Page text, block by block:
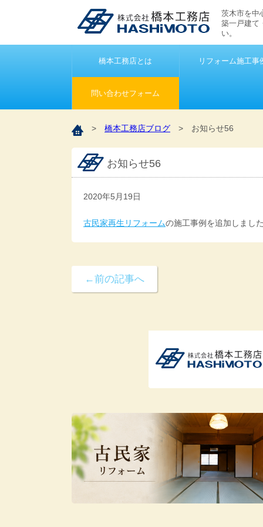
茨木市を中
築一戸建て
い。
橋本工務店とは リフォーム施工事
問い合わせフォーム
> 橋本工務店ブログ > お知らせ56
お知らせ56
2020年5月19日
古民家再生リフォームの施工事例を追加しまし
←前の記事へ